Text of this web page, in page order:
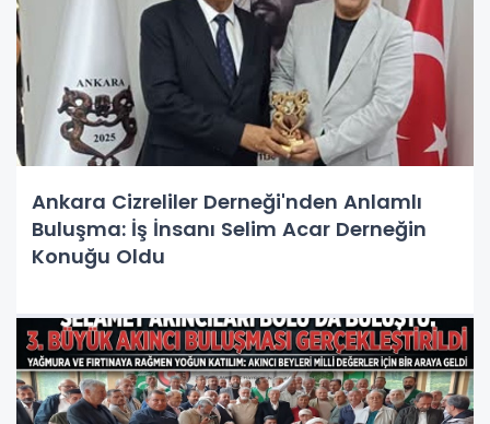
Ankara Cizreliler Derneği'nden Anlamlı
Buluşma: İş İnsanı Selim Acar Derneğin
Konuğu Oldu